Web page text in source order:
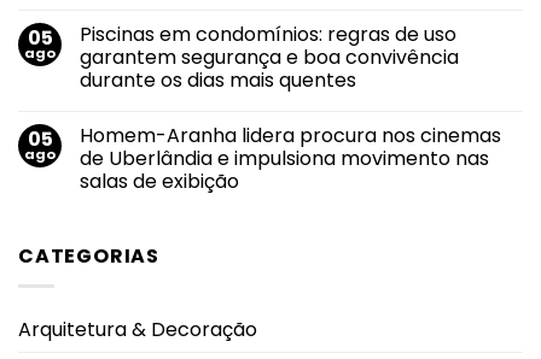
13
de
agosto
humanizado:
pequenas
atitudes
que
fazem
em
Agosto
Dourado:
apoio,
acolhimento
fortalecem
o
sucesso
da
05
ago
Piscinas em condomínios: regras de uso
garantem segurança e boa convivência
durante os dias mais quentes
em
Piscinas
em
condomínios:
garantem
segurança
durante
os
05
ago
Homem-Aranha lidera procura nos cinemas
de Uberlândia e impulsiona movimento nas
salas de exibição
Homem-
Aranha
cinemas
CATEGORIAS
Arquitetura & Decoração